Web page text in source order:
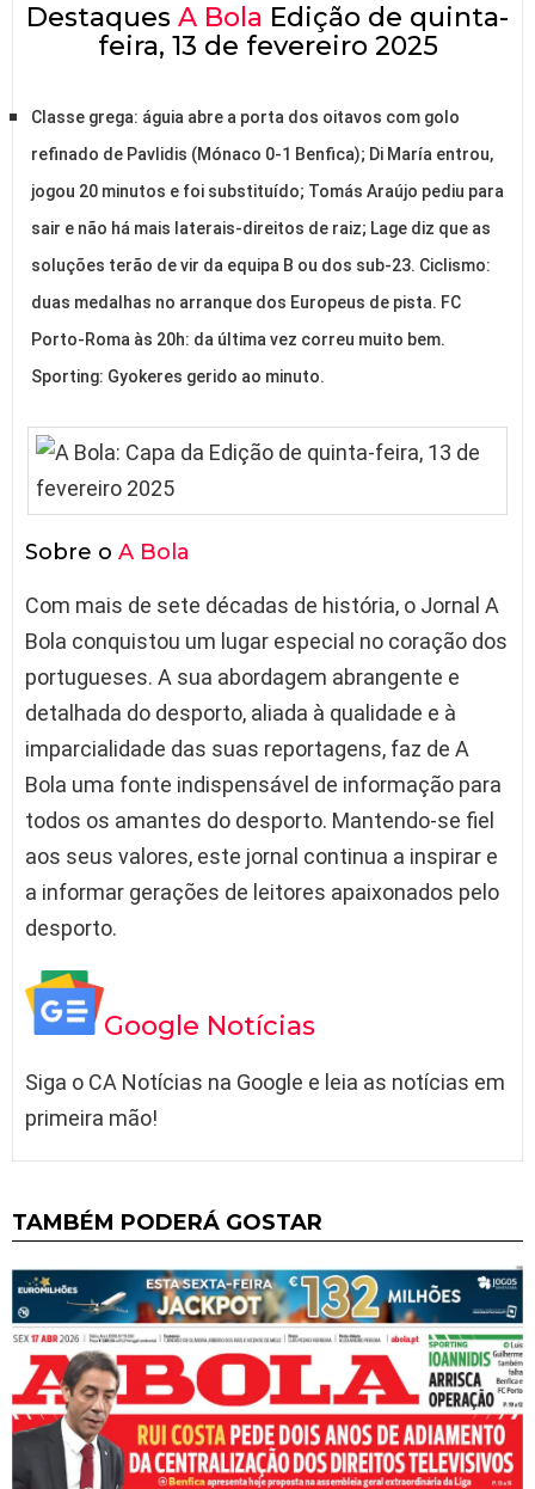
Destaques A Bola Edição de quinta-
feira, 13 de fevereiro 2025
Classe grega: águia abre a porta dos oitavos com golo
refinado de Pavlidis (Mónaco 0-1 Benfica); Di María entrou,
jogou 20 minutos e foi substituído; Tomás Araújo pediu para
sair e não há mais laterais-direitos de raiz; Lage diz que as
soluções terão de vir da equipa B ou dos sub-23. Ciclismo:
duas medalhas no arranque dos Europeus de pista. FC
Porto-Roma às 20h: da última vez correu muito bem.
Sporting: Gyokeres gerido ao minuto.
Sobre o A Bola
Com mais de sete décadas de história, o Jornal A
Bola conquistou um lugar especial no coração dos
portugueses. A sua abordagem abrangente e
detalhada do desporto, aliada à qualidade e à
imparcialidade das suas reportagens, faz de A
Bola uma fonte indispensável de informação para
todos os amantes do desporto. Mantendo-se fiel
aos seus valores, este jornal continua a inspirar e
a informar gerações de leitores apaixonados pelo
desporto.
Google Notícias
Siga o CA Notícias na Google e leia as notícias em
primeira mão!
TAMBÉM PODERÁ GOSTAR